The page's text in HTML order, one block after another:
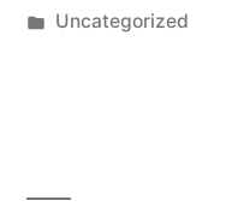
Kategória:
Uncategorized